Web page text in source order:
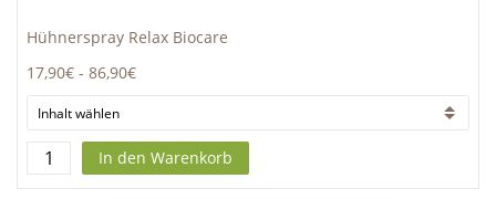
Hühnerspray Relax Biocare
17,90€ - 86,90€
In den Warenkorb